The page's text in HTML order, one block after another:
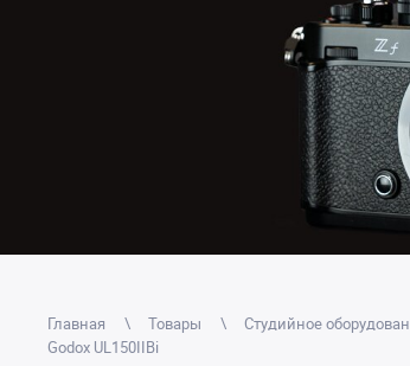
Главная Товары Студийное
Godox UL150IIBi